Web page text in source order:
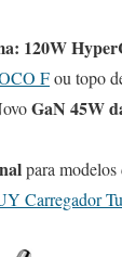
120W
Fou topo
GaN 45W
para
Carregador